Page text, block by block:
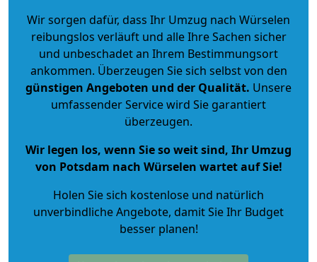
Wir sorgen dafür, dass Ihr Umzug nach Würselen
reibungslos verläuft und alle Ihre Sachen sicher
und unbeschadet an Ihrem Bestimmungsort
ankommen. Überzeugen Sie sich selbst von den
günstigen Angeboten und der Qualität. Unsere
umfassender Service wird Sie garantiert
überzeugen.
Wir legen los, wenn Sie so weit sind, Ihr Umzug
von Potsdam nach Würselen wartet auf Sie!
Holen Sie sich kostenlose und natürlich
unverbindliche Angebote, damit Sie Ihr Budget
besser planen!